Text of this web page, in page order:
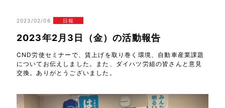
2023/02/06 日報
2023年2月3日（金）の活動報告
CND労使セミナーで、賃上げを取り巻く環境、自動車産業課題
についてお伝えしました。また、ダイハツ労組の皆さんと意見
交換。ありがとうございました。